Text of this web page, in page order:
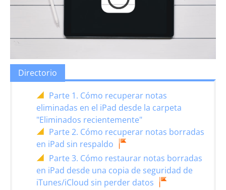
Directorio
Parte 1. Cómo recuperar notas
eliminadas en el iPad desde la carpeta
"Eliminados recientemente"
Parte 2. Cómo recuperar notas borradas
en iPad sin respaldo
Parte 3. Cómo restaurar notas borradas
en iPad desde una copia de seguridad de
iTunes/iCloud sin perder datos